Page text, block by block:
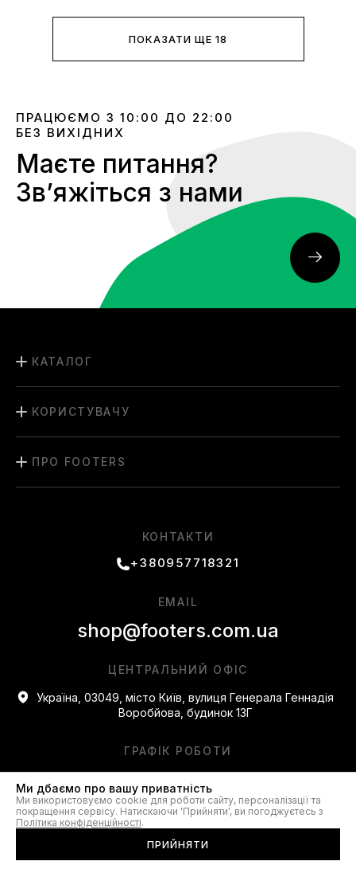
ПОКАЗАТИ ЩЕ 18
ПРАЦЮЄМО З 10:00 ДО 22:00
БЕЗ ВИХІДНИХ
Маєте питання?
Звʼяжіться з нами
КАТАЛОГ
КОРИСТУВАЧУ
ПРО FOOTERS
КОНТАКТИ
+380957718321
ЦЕНТРАЛЬНИЙ ОФІС
Україна, 03049, місто Київ, вулиця Генерала Геннадія
Воробйова, будинок 13Г
ГРАФІК РОБОТИ
EMAIL
shop@footers.com.ua
Ми дбаємо про вашу приватність
Ми використовуємо cookie для роботи сайту, персоналізації та
покращення сервісу. Натискаючи 'Прийняти', ви погоджуєтесь з
Політика конфіденційності.
ПРИЙНЯТИ